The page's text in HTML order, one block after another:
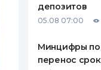
депозитов
05.08 07:00
Минцифры
перенос